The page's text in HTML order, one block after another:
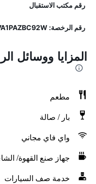
رقم مكتب الاستقبال
رقم الرخصة: 048017ALB0197, IT048017A1PAZBC92W
المزايا ووسائل
مطعم
بار / صالة
واي فاي مجاني
جهاز صنع القهوة/
خدمة صف السيارات